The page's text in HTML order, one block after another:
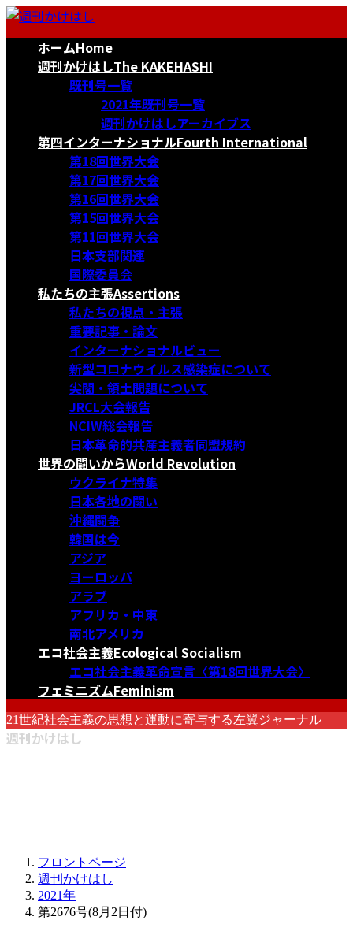
コ
ナ
ホームHome
週刊かけはしThe KAKEHASHI
既刊号一覧
2021年既刊号一覧
週刊かけはしアーカイブス
第四インターナショナルFourth International
第18回世界大会
第17回世界大会
第16回世界大会
第15回世界大会
第11回世界大会
日本支部関連
国際委員会
私たちの主張Assertions
私たちの視点・主張
重要記事・論文
インターナショナルビュー
新型コロナウイルス感染症について
尖閣・領土問題について
JRCL大会報告
NCIW総会報告
日本革命的共産主義者同盟規約
世界の闘いからWorld Revolution
ウクライナ特集
日本各地の闘い
沖縄闘争
韓国は今
アジア
ヨーロッパ
アラブ
アフリカ・中東
南北アメリカ
エコ社会主義Ecological Socialism
エコ社会主義革命宣言〈第18回世界大会〉
フェミニズムFeminism
21世紀社会主義の思想と運動に寄与する左翼ジャーナル
週刊かけはし
フロントページ
週刊かけはし
2021年
第2676号(8月2日付)